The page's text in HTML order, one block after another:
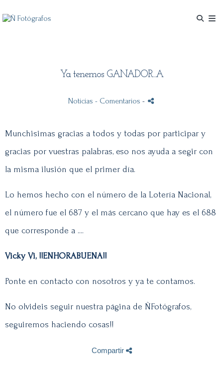
Ya tenemos GANADOR...A
Noticias - Comentarios -
Munchisimas gracias a todos y todas por participar y
gracias por vuestras palabras, eso nos ayuda a segir con
la misma ilusión que el primer día.
Lo hemos hecho con el número de la Lotería Nacional,
el número fue el 687 y el más cercano que hay es el 688
que corresponde a ....
Vicky Vi, !!ENHORABUENA!!
Ponte en contacto con nosotros y ya te contamos.
No olvideis seguir nuestra página de ÑFotógrafos,
seguiremos haciendo cosas!!
Compartir